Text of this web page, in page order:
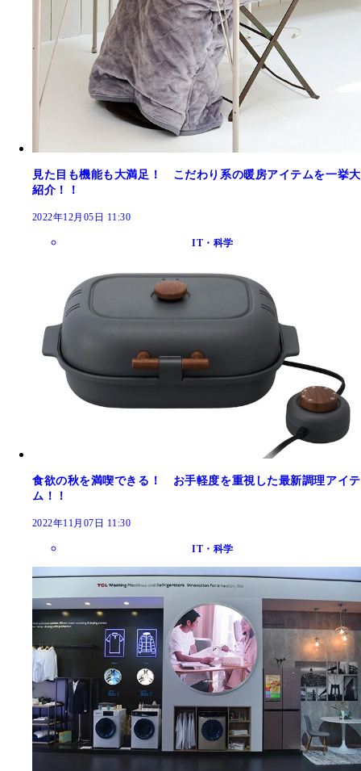
見た目も機能も大満足！ こだわり系の暖房アイテムを一挙大
紹介！！
2022年12月05日 11:30
IT・科学
食欲の秋を満喫できる！ お手軽度を重視した最新調理アイテ
ム！！
2022年11月07日 11:30
IT・科学